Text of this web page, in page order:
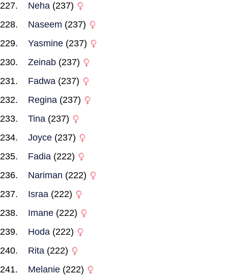
Neha (237)
Naseem (237)
Yasmine (237)
Zeinab (237)
Fadwa (237)
Regina (237)
Tina (237)
Joyce (237)
Fadia (222)
Nariman (222)
Israa (222)
Imane (222)
Hoda (222)
Rita (222)
Melanie (222)